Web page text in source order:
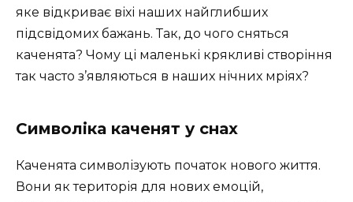
яке відкриває віхі наших найглибших
підсвідомих бажань. Так, до чого сняться
каченята? Чому ці маленькі крякливі створіння
так часто з’являються в наших нічних мріях?
Символіка каченят у снах
Каченята символізують початок нового життя.
Вони як територія для нових емоцій,